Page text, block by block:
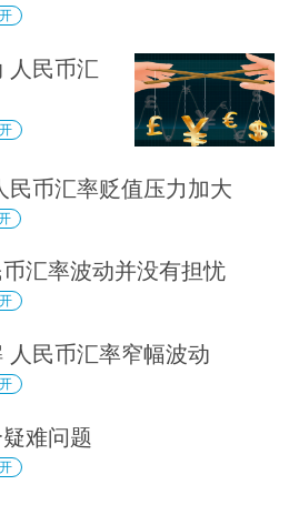
人民币汇
民币汇率贬值压力加大
汇率波动并没有担忧
人民币汇率窄幅波动
难问题